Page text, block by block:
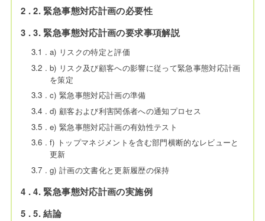
2
2. 緊急事態対応計画の必要性
3
3. 緊急事態対応計画の要求事項解説
3.1
a) リスクの特定と評価
3.2
b) リスク及び顧客への影響に従って緊急事態対応計画
を策定
3.3
c) 緊急事態対応計画の準備
3.4
d) 顧客および利害関係者への通知プロセス
3.5
e) 緊急事態対応計画の有効性テスト
3.6
f) トップマネジメントを含む部門横断的なレビューと
更新
3.7
g) 計画の文書化と更新履歴の保持
4
4. 緊急事態対応計画の実施例
5
5. 結論